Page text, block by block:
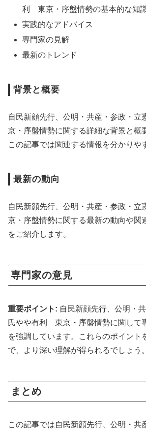
利 東京・序盤情勢の基本的な知
実践的なアドバイス
専門家の見解
最新のトレンド
背景と概要
自民新顔先行、公明・共産・参政・
京・序盤情勢に関する詳細な背景と概
この記事では関連する情報を分かりや
最新の動向
自民新顔先行、公明・共産・参政・
京・序盤情勢に関する最新の動向や関
をご紹介します。
専門家の意見
重要ポイント: 自民新顔先行、公明・
氏やや有利 東京・序盤情勢に関して
を強調しています。これらのポイント
で、より深い理解が得られるでしょう。
まとめ
この記事では自民新顔先行、公明・共